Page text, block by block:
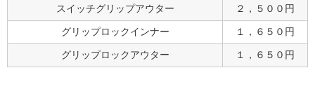
スイッチグリップアウター ２，５００円
グリップロックインナー １，６５０円
グリップロックアウター １，６５０円